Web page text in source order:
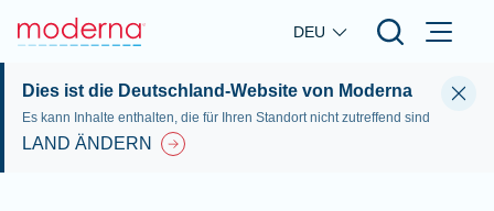
Skip to main content
DEU
Dies ist die Deutschland-Website von Moderna
Es kann Inhalte enthalten, die für Ihren Standort nicht zutreffend sind
LAND ÄNDERN